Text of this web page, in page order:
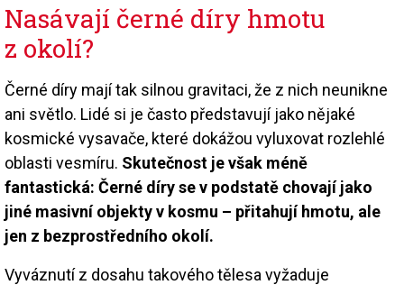
Nasávají černé díry hmotu
z okolí?
Černé díry mají tak silnou gravitaci, že z nich neunikne
ani světlo. Lidé si je často představují jako nějaké
kosmické vysavače, které dokážou vyluxovat rozlehlé
oblasti vesmíru. Skutečnost je však méně
fantastická: Černé díry se v podstatě chovají jako
jiné masivní objekty v kosmu – přitahují hmotu, ale
jen z bezprostředního okolí.
Vyváznutí z dosahu takového tělesa vyžaduje